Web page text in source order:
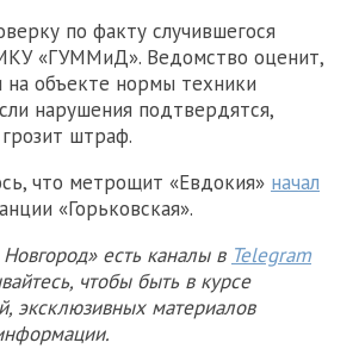
по факту случившегося
«ГУММиД». Ведомство оценит,
на объекте нормы техники
нарушения подтвердятся,
штраф.
что метрощит «Евдокия» начал
«Горьковская».
есть каналы в Telegram
чтобы быть в курсе
эксклюзивных материалов